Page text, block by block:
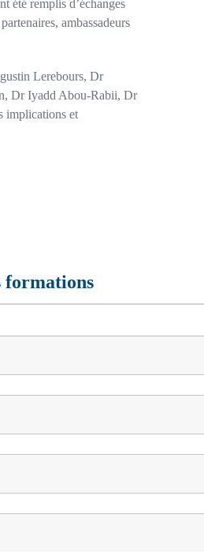
été remplis d’échanges
ambassadeurs
Lerebours, Dr
Dr Iyadd Abou-Rabii, Dr
implications et
formations